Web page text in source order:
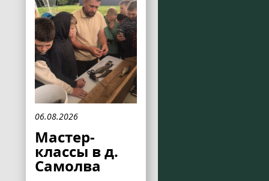
06.08.2026
Мастер-
классы в д.
Самолва